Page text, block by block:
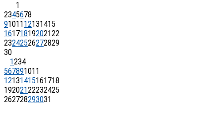
1
2345678
91011 12131415
16171819202122
23242526272829
30
1234
567891011
12131415161718
19202122232425
262728293031